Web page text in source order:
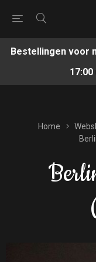
Bestellingen voor
Home